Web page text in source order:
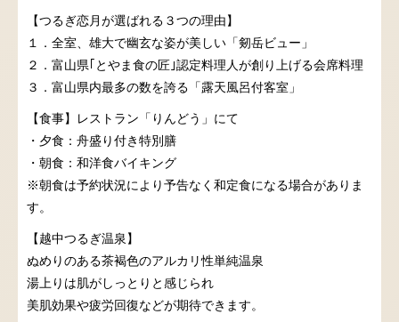
【つるぎ恋月が選ばれる３つの理由】
１．全室、雄大で幽玄な姿が美しい「剱岳ビュー」
２．富山県｢とやま食の匠｣認定料理人が創り上げる会席料理
３．富山県内最多の数を誇る「露天風呂付客室」
【食事】レストラン「りんどう」にて
・夕食：舟盛り付き特別膳
・朝食：和洋食バイキング
※朝食は予約状況により予告なく和定食になる場合がありま
す。
【越中つるぎ温泉】
ぬめりのある茶褐色のアルカリ性単純温泉
湯上りは肌がしっとりと感じられ
美肌効果や疲労回復などが期待できます。